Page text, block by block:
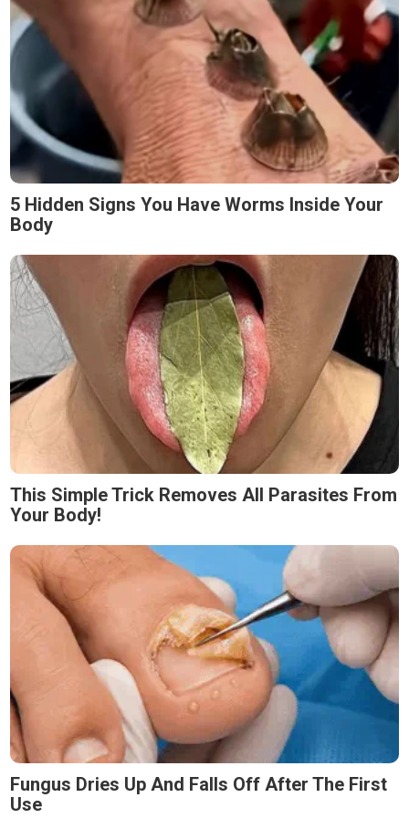
5 Hidden Signs You Have Worms Inside Your
Body
This Simple Trick Removes All Parasites From
Your Body!
Fungus Dries Up And Falls Off After The First
Use